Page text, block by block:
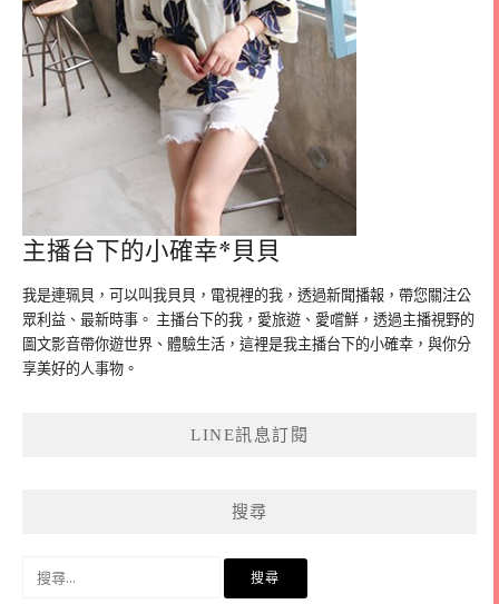
主播台下的小確幸*貝貝
我是連珮貝，可以叫我貝貝，電視裡的我，透過新聞播報，帶您關注公
眾利益、最新時事。 主播台下的我，愛旅遊、愛嚐鮮，透過主播視野的
圖文影音帶你遊世界、體驗生活，這裡是我主播台下的小確幸，與你分
享美好的人事物。
LINE訊息訂閱
搜尋